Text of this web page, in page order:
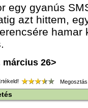
egy gyanús
azt hittem,
hamar
március 26>